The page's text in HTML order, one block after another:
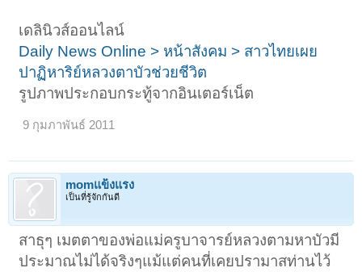
เดลินิวส์ออนไลน์
Daily News Online > หน้าสังคม > สาวไทยเผย
ปาฏิหาริย์หลวงตาบัวช่วยชีวิต
รูปภาพประกอบกระทู้จากอินเตอร์เน็ต
9 กุมภาพันธ์ 2011
momแข็งแรง
เป็นที่รู้จักกันดี
สาธุๆ เมตตาของพ่อแม่ครูบาจารย์หลวงตามหาบัวมี
ประมาณไม่ได้จริงๆแม้แต่คนที่เคยปรามาสท่านไว้